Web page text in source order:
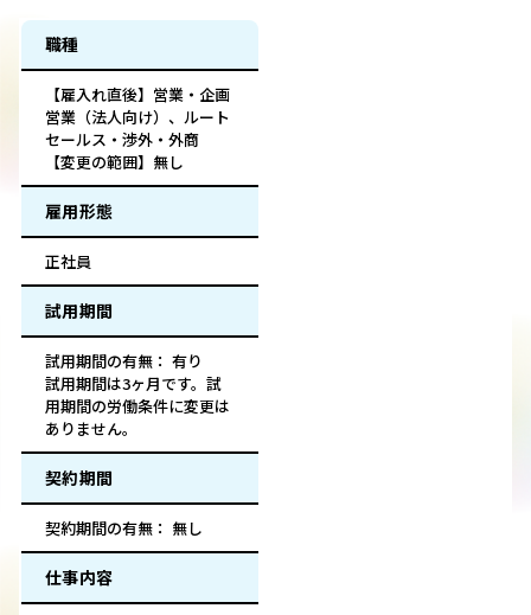
職種
【雇入れ直後】営業・企画
営業（法人向け）、ルート
セールス・渉外・外商
【変更の範囲】無し
雇用形態
正社員
試用期間
試用期間の有無： 有り
試用期間は3ヶ月です。試
用期間の労働条件に変更は
ありません。
契約期間
契約期間の有無： 無し
仕事内容